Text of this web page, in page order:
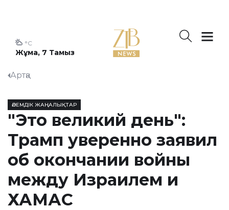
Жұма, 7 Тамыз
°C
Артқа
ӘЛЕМДІК ЖАҢАЛЫҚТАР
"Это великий день":
Трамп уверенно заявил
об окончании войны
между Израилем и
ХАМАС